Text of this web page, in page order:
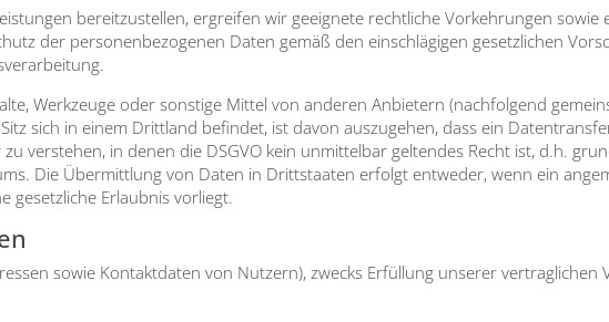
bereit­zu­stel­len, ergrei­fen wir geeig­ne­te recht­li­che Vor­keh­run­gen
der per­so­nen­be­zo­ge­nen Daten gemäß den ein­schlä­gi­gen gesetz­li­chen
Werk­zeu­ge oder sons­ti­ge Mit­tel von ande­ren Anbie­tern (nach­fol­gend
sich in einem Dritt­land befin­det, ist davon aus­zu­ge­hen, dass ein
ver­ste­hen, in denen die DSGVO kein unmit­tel­bar gel­ten­des Recht ist, d.h.
Die Über­mitt­lung von Daten in Dritt­staa­ten erfolgt ent­we­der, wenn ein
gesetz­li­che Erlaub­nis vor­liegt.
sowie Kon­takt­da­ten von Nut­zern), zwecks Erfül­lung unse­rer ver­trag­li­chen